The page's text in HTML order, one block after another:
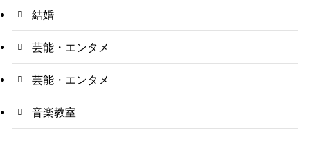
結婚
芸能・エンタメ
芸能・エンタメ
音楽教室